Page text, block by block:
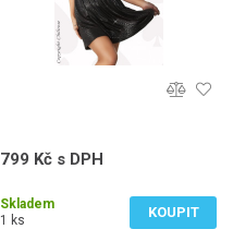
799 Kč s DPH
Skladem
1 ks
KOUPIT